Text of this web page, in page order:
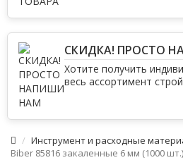
СКИДКА! ПРОСТО
Хотите получить
весь ассортимент
Инструмент и расходные
Biber 85816 закаленные 6 мм (1000 шт.)